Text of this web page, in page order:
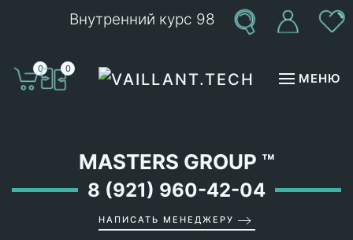
Внутренний курс 98
0 0
МЕНЮ
MASTERS GROUP ™
8 (921) 960-42-04
НАПИСАТЬ МЕНЕДЖЕРУ